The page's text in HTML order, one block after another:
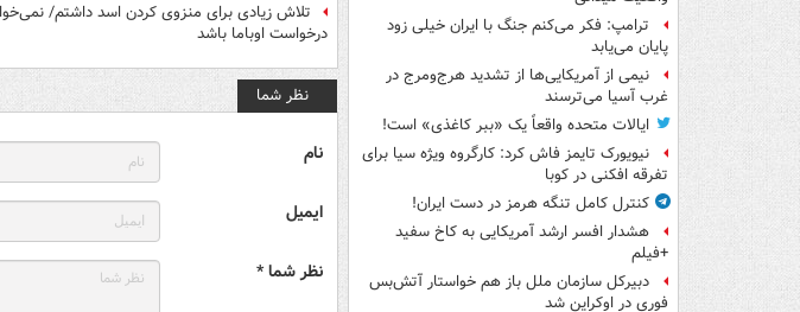
ترامپ: فکر می‌کنم جنگ با ایران خیلی زود
پایان می‌یابد
نیمی از آمریکایی‌ها از تشدید هرج‌ومرج در
غرب آسیا می‌ترسند
ایالات متحده واقعاً یک «ببر کاغذی» است!
نیویورک تایمز فاش کرد: کارگروه ویژه سیا برای
تفرقه افکنی در کوبا
کنترل کامل تنگه هرمز در دست ایران!
هشدار افسر ارشد آمریکایی به کاخ سفید
+فیلم
دبیرکل سازمان ملل باز هم خواستار آتش‌بس
فوری در اوکراین شد
تلاش زیادی برای منزوی کردن اسد داشتم/
درخواست اوباما باشد
نظر شما
نام
ایمیل
نظر شما *